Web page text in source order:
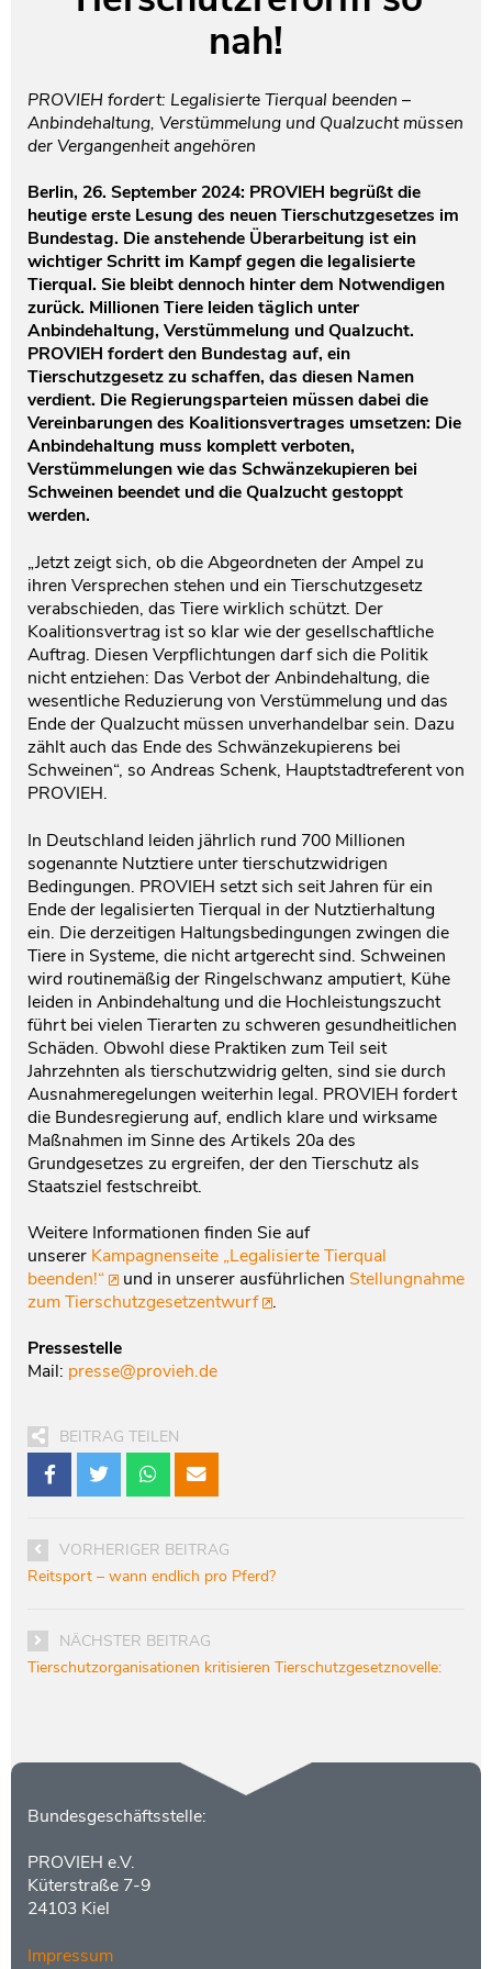
nah!
PROVIEH fordert: Legalisierte Tierqual beenden –
Anbindehaltung, Verstümmelung und Qualzucht müssen
der Vergangenheit angehören
Berlin, 26. September 2024: PROVIEH begrüßt die
heutige erste Lesung des neuen Tierschutzgesetzes im
Bundestag. Die anstehende Überarbeitung ist ein
wichtiger Schritt im Kampf gegen die legalisierte
Tierqual. Sie bleibt dennoch hinter dem Notwendigen
zurück. Millionen Tiere leiden täglich unter
Anbindehaltung, Verstümmelung und Qualzucht.
PROVIEH fordert den Bundestag auf, ein
Tierschutzgesetz zu schaffen, das diesen Namen
verdient. Die Regierungsparteien müssen dabei die
Vereinbarungen des Koalitionsvertrages umsetzen: Die
Anbindehaltung muss komplett verboten,
Verstümmelungen wie das Schwänzekupieren bei
Schweinen beendet und die Qualzucht gestoppt
werden.
„Jetzt zeigt sich, ob die Abgeordneten der Ampel zu
ihren Versprechen stehen und ein Tierschutzgesetz
verabschieden, das Tiere wirklich schützt. Der
Koalitionsvertrag ist so klar wie der gesellschaftliche
Auftrag. Diesen Verpflichtungen darf sich die Politik
nicht entziehen: Das Verbot der Anbindehaltung, die
wesentliche Reduzierung von Verstümmelung und das
Ende der Qualzucht müssen unverhandelbar sein. Dazu
zählt auch das Ende des Schwänzekupierens bei
Schweinen“, so Andreas Schenk, Hauptstadtreferent von
PROVIEH.
In Deutschland leiden jährlich rund 700 Millionen
sogenannte Nutztiere unter tierschutzwidrigen
Bedingungen. PROVIEH setzt sich seit Jahren für ein
Ende der legalisierten Tierqual in der Nutztierhaltung
ein. Die derzeitigen Haltungsbedingungen zwingen die
Tiere in Systeme, die nicht artgerecht sind. Schweinen
wird routinemäßig der Ringelschwanz amputiert, Kühe
leiden in Anbindehaltung und die Hochleistungszucht
führt bei vielen Tierarten zu schweren gesundheitlichen
Schäden. Obwohl diese Praktiken zum Teil seit
Jahrzehnten als tierschutzwidrig gelten, sind sie durch
Ausnahmeregelungen weiterhin legal. PROVIEH fordert
die Bundesregierung auf, endlich klare und wirksame
Maßnahmen im Sinne des Artikels 20a des
Grundgesetzes zu ergreifen, der den Tierschutz als
Staatsziel festschreibt.
Weitere Informationen finden Sie auf
unserer Kampagnenseite „Legalisierte Tierqual
beenden!“ und in unserer ausführlichen Stellungnahme
zum Tierschutzgesetzentwurf .
Pressestelle
Mail: presse@provieh.de
BEITRAG TEILEN
VORHERIGER BEITRAG
Reitsport – wann endlich pro Pferd?
NÄCHSTER BEITRAG
Tierschutzorganisationen kritisieren Tierschutzgesetznovelle:
Kontakt
Bundesgeschäftsstelle:
PROVIEH e.V.
Küterstraße 7-9
24103 Kiel
Impressum
Netzwerk- und Kooperationspartner